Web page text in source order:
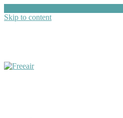
Skip to content